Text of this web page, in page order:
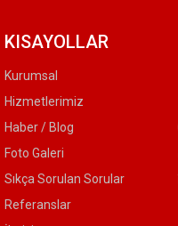
KISAYOLLAR
Kurumsal
Hizmetlerimiz
Haber / Blog
Foto Galeri
Sıkça Sorulan Sorular
Referanslar